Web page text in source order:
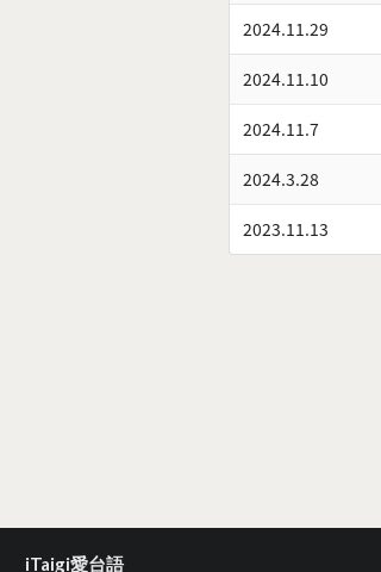
2024.11.29
2024.11.10
2024.11.7
2024.3.28
2023.11.13
iTaigi愛台語